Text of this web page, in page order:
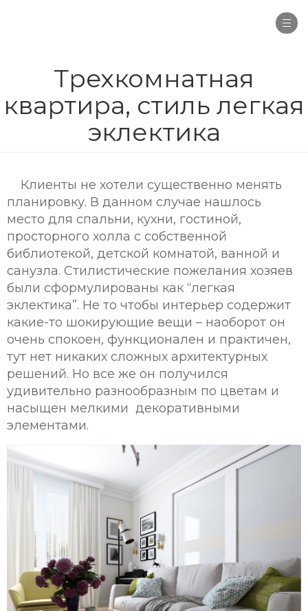
Трехкомнатная
квартира, стиль легкая
эклектика
Клиенты не хотели существенно менять
планировку. В данном случае нашлось
место для спальни, кухни, гостиной,
просторного холла с собственной
библиотекой, детской комнатой, ванной и
санузла. Стилистические пожелания хозяев
были сформулированы как “легкая
эклектика”. Не то чтобы интерьер содержит
какие-то шокирующие вещи – наоборот он
очень спокоен, функционален и практичен,
тут нет никаких сложных архитектурных
решений. Но все же он получился
удивительно разнообразным по цветам и
насыщен мелкими декоративными
элементами.